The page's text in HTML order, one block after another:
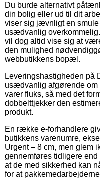
Du burde alternativt
din bolig eller ud til dit
viser sig jævnligt en smule
usædvanlig
vil dog altid vise sig at
den mulighed
webbutikkens bopæl.
Leveringshastigheden på
usædvanlig afgørende om
varer fluks, så med det
dobbelttjekker den
produkt.
En række e-forhandlere
butikkens varenumre,
Urgent – 8 cm, men glem
gennemføres tidligere
at de med sikkerhed kan
for at